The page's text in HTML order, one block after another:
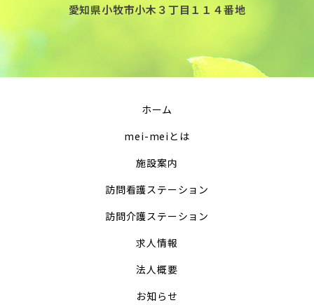
愛知県小牧市小木３丁目１１４番地
ホーム
mei-meiとは
施設案内
訪問看護ステーション
訪問介護ステーション
求人情報
法人概要
お知らせ